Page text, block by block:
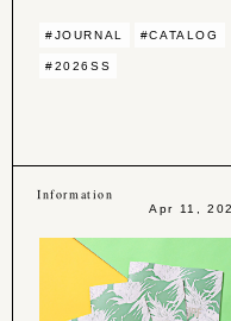
#JOURNAL #CATALOG
#2026SS
Information
Apr 11,